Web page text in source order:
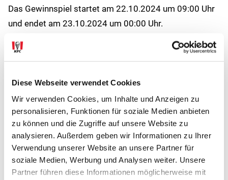
Diese Webseite verwendet Cookies
Wir verwenden Cookies, um Inhalte und Anzeigen zu
personalisieren, Funktionen für soziale Medien anbieten
zu können und die Zugriffe auf unsere Website zu
analysieren. Außerdem geben wir Informationen zu Ihrer
Verwendung unserer Website an unsere Partner für
soziale Medien, Werbung und Analysen weiter. Unsere
Partner führen diese Informationen möglicherweise mit
Das Gewinnspiel startet am 22.10.2024 um 09:00 Uhr
und endet am 23.10.2024 um 00:00 Uhr.
4. Teilnahmevoraussetzungen
Kaffeerlebnisses von der Veranstaltung "Consumer
Day" auf einem ihrer öffentlichen Social Media Profile
(Instagram oder Facebook) posten und dabei den KFC
Austria Account (@kfc_austria @kfc.austria oder
@kfc.oesterreich) taggen. Die Teilnahme ist nur einmal
pro Person erlaubt.